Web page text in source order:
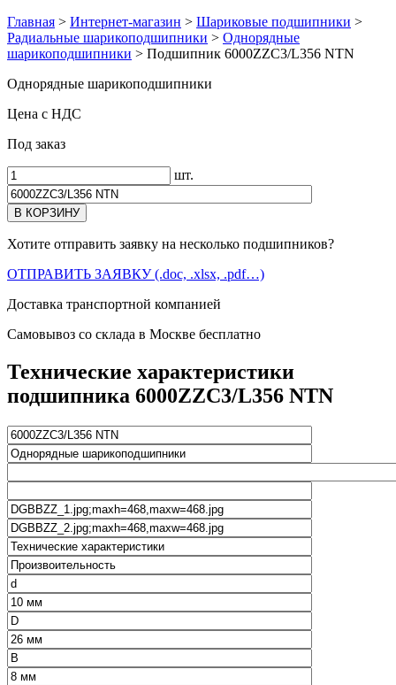
Главная > Интернет-магазин > Шариковые подшипники >
Радиальные шарикоподшипники > Однорядные
шарикоподшипники > Подшипник 6000ZZC3/L356 NTN
Однорядные шарикоподшипники
Цена с НДС
Под заказ
шт.
Хотите отправить заявку на несколько подшипников?
ОТПРАВИТЬ ЗАЯВКУ (.doc, .xlsx, .pdf…)
Доставка транспортной компанией
Самовывоз со склада в Москве бесплатно
Технические характеристики
подшипника 6000ZZC3/L356 NTN